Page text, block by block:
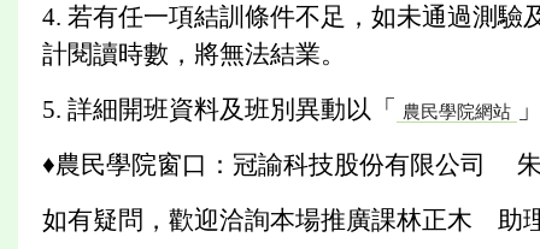
4. 若有任一項結訓條件不足，如未通過測
計閱讀時數，將無法結業。
5. 詳細開班資料及班別異動以「 農民學院網站
♦農民學院窗口：冠諭科技股份有限公司
如有疑問，歡迎洽詢本場推廣課林正木 助